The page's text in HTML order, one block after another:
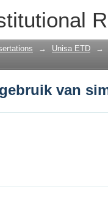
van
→ Unisa ETD →
van